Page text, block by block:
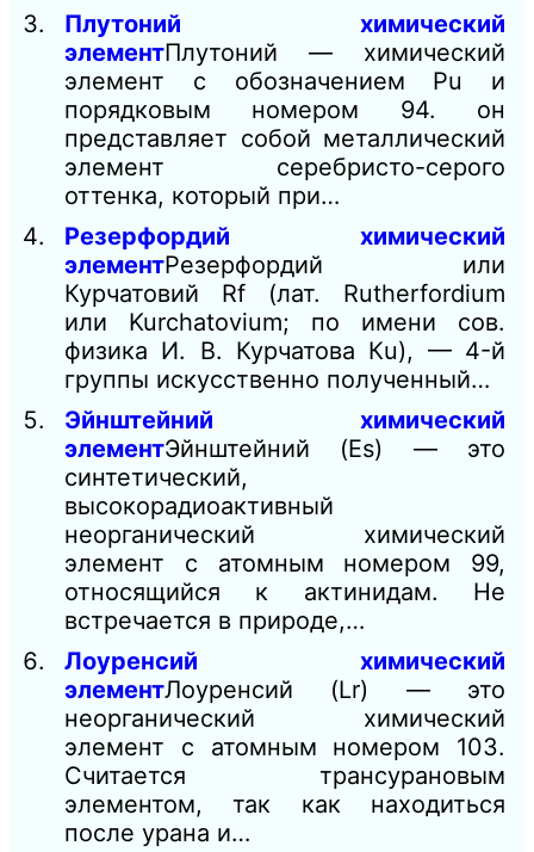
Плутоний химический
элементПлутоний — химический
элемент с обозначением Pu и
порядковым номером 94. он
представляет собой металлический
элемент серебристо-серого
оттенка, который при…
Резерфордий химический
элементРезерфордий или
Курчатовий Rf (лат. Rutherfordium
или Kurchatovium; по имени сов.
физика И. В. Курчатова Кu), — 4-й
группы искусственно полученный…
Эйнштейний химический
элементЭйнштейний (Es) — это
синтетический,
высокорадиоактивный
неорганический химический
элемент с атомным номером 99,
относящийся к актинидам. Не
встречается в природе,…
Лоуренсий химический
элементЛоуренсий (Lr) — это
неорганический химический
элемент с атомным номером 103.
Считается трансурановым
элементом, так как находиться
после урана и…